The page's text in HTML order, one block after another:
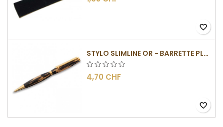
favorite_border
STYLO SLIMLINE OR - BARRETTE PLATE
4,70 CHF
favorite_border